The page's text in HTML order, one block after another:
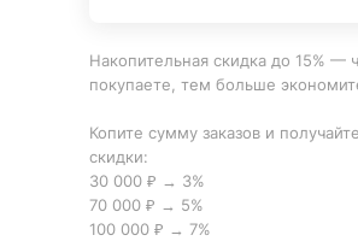
Накопительная скидка до 15% —
покупаете, тем больше
Копите сумму заказов и
скидки:
30 000 ₽ → 3%
70 000 ₽ → 5%
100 000 ₽ → 7%